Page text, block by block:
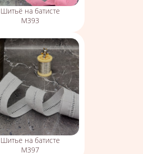
Шитьё на батисте
М393
Шитье на батисте
М397